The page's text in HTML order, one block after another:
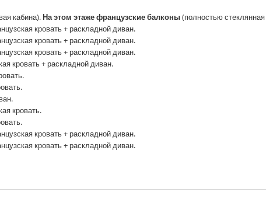
кабина).На этом этаже французские балконы(полностью
кровать + раскладной диван.
кровать + раскладной диван.
кровать + раскладной диван.
кровать + раскладной диван.
кровать.
кровать + раскладной диван.
кровать + раскладной диван.